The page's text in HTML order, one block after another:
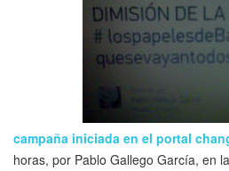
campaña iniciada en el portal
horas, por Pablo Gallego García, en